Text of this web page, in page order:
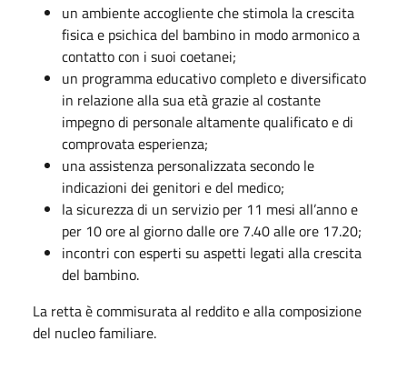
un ambiente accogliente che stimola la crescita
fisica e psichica del bambino in modo armonico a
contatto con i suoi coetanei;
un programma educativo completo e diversificato
in relazione alla sua età grazie al costante
impegno di personale altamente qualificato e di
comprovata esperienza;
una assistenza personalizzata secondo le
indicazioni dei genitori e del medico;
la sicurezza di un servizio per 11 mesi all’anno e
per 10 ore al giorno dalle ore 7.40 alle ore 17.20;
incontri con esperti su aspetti legati alla crescita
del bambino.
La retta è commisurata al reddito e alla composizione
del nucleo familiare.